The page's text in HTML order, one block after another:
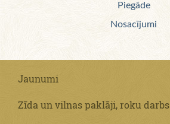
Piegāde
Nosacījumi
Jaunumi
Zīda un vilnas paklāji, roku darbs